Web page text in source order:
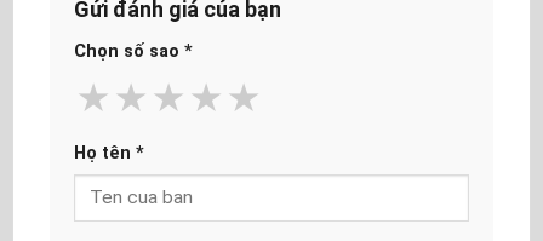
Gửi đánh giá của bạn
Chọn số sao *
★
★
★
★
★
Họ tên *